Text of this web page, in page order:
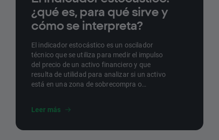
¿qué es, para qué sirve y
cómo se interpreta?
El indicador estocástico es un oscilador
técnico que se utiliza para medir el impulso
del precio de un activo financiero y que
resulta de utilidad para analizar si un activo
está en una zona de sobrecompra o
Leer más